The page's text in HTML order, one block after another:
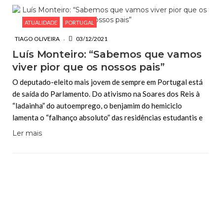
ATUALIDADE PORTUGAL
TIAGO OLIVEIRA 03/12/2021
Luís Monteiro: “Sabemos que vamos
viver pior que os nossos pais”
O deputado-eleito mais jovem de sempre em Portugal está
de saída do Parlamento. Do ativismo na Soares dos Reis à
“ladainha” do autoemprego, o benjamim do hemiciclo
lamenta o “falhanço absoluto” das residências estudantis e
Ler mais